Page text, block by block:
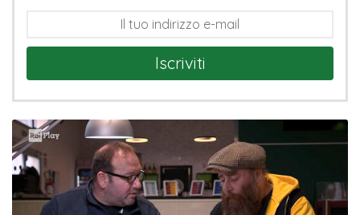
Iscriviti